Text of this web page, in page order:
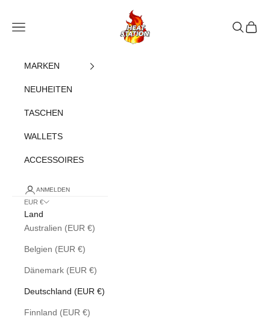
heatstation
Navigationsmenü öffnen
Suche
MARKEN
NEUHEITEN
TASCHEN
WALLETS
ACCESSOIRES
ANMELDEN
EUR €
Land
Australien (EUR €)
Belgien (EUR €)
Dänemark (EUR €)
Deutschland (EUR €)
Finnland (EUR €)